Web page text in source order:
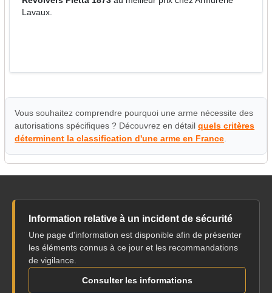
Lavaux.
Vous souhaitez comprendre pourquoi une arme nécessite des
autorisations spécifiques ? Découvrez en détailquels critères
déterminent la classification d'une arme en France.
Information relative à un incident de sécurité
Une page d'information est disponible afin de présenter
les éléments connus à ce jour et les recommandations
de vigilance.
Consulter les informations